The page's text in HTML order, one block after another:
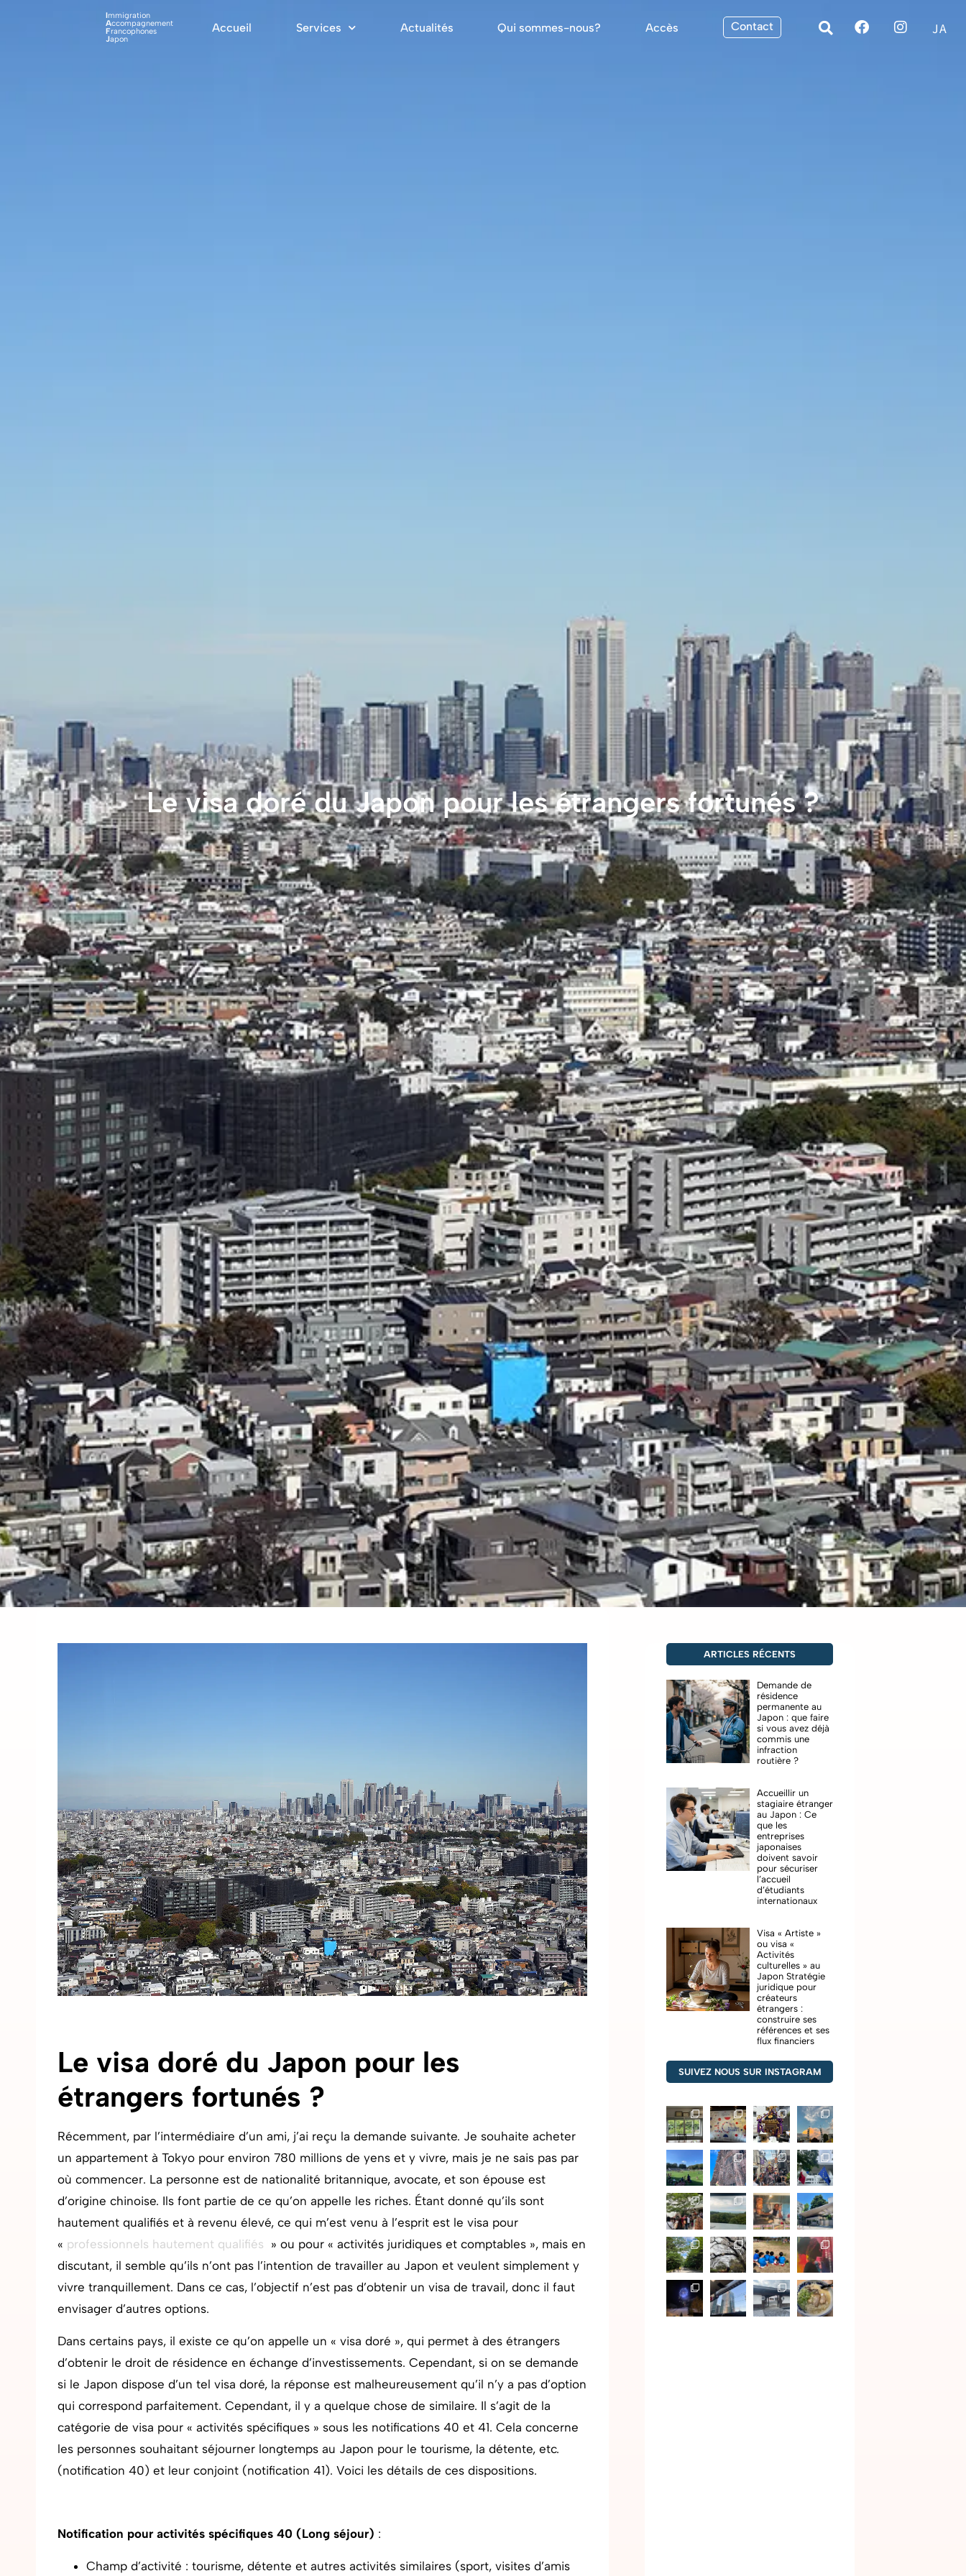
Immigration
Accompagnement
Francophones
Japon
Accueil Services Actualités Qui sommes-nous? Accès Contact JA
Le visa doré du Japon pour les étrangers fortunés ?
Le visa doré du Japon pour les
étrangers fortunés ?
Récemment, par l’intermédiaire d’un ami, j’ai reçu la demande suivante. Je souhaite acheter
un appartement à Tokyo pour environ 780 millions de yens et y vivre, mais je ne sais pas par
où commencer. La personne est de nationalité britannique, avocate, et son épouse est
d’origine chinoise. Ils font partie de ce qu’on appelle les riches. Étant donné qu’ils sont
hautement qualifiés et à revenu élevé, ce qui m’est venu à l’esprit est le visa pour
« professionnels hautement qualifiés » ou pour « activités juridiques et comptables », mais en
discutant, il semble qu’ils n’ont pas l’intention de travailler au Japon et veulent simplement y
vivre tranquillement. Dans ce cas, l’objectif n’est pas d’obtenir un visa de travail, donc il faut
envisager d’autres options.
Dans certains pays, il existe ce qu’on appelle un « visa doré », qui permet à des étrangers
d’obtenir le droit de résidence en échange d’investissements. Cependant, si on se demande
si le Japon dispose d’un tel visa doré, la réponse est malheureusement qu’il n’y a pas d’option
qui correspond parfaitement. Cependant, il y a quelque chose de similaire. Il s’agit de la
catégorie de visa pour « activités spécifiques » sous les notifications 40 et 41. Cela concerne
les personnes souhaitant séjourner longtemps au Japon pour le tourisme, la détente, etc.
(notification 40) et leur conjoint (notification 41). Voici les détails de ces dispositions.
Notification pour activités spécifiques 40 (Long séjour) :
Champ d’activité : tourisme, détente et autres activités similaires (sport, visites d’amis
ARTICLES RÉCENTS
Demande de
résidence
permanente au
Japon : que faire
si vous avez déjà
commis une
infraction
routière ?
Accueillir un
stagiaire étranger
au Japon : Ce
que les
entreprises
japonaises
doivent savoir
pour sécuriser
l’accueil
d’étudiants
internationaux
Visa « Artiste »
ou visa «
Activités
culturelles » au
Japon Stratégie
juridique pour
créateurs
étrangers :
construire ses
références et ses
flux financiers
SUIVEZ NOUS SUR INSTAGRAM